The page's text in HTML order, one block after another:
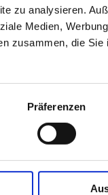
zu analysieren.
Medien,
zusammen, die
Präferenzen